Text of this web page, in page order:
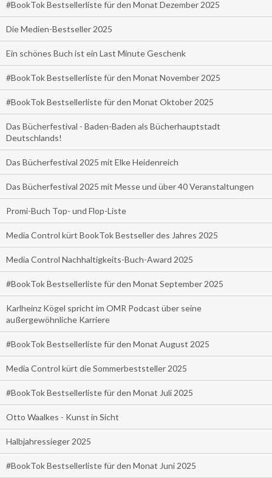
#BookTok Bestsellerliste für den Monat Dezember 2025
Die Medien-Bestseller 2025
Ein schönes Buch ist ein Last Minute Geschenk
#BookTok Bestsellerliste für den Monat November 2025
#BookTok Bestsellerliste für den Monat Oktober 2025
Das Bücherfestival - Baden-Baden als Bücherhauptstadt
Deutschlands!
Das Bücherfestival 2025 mit Elke Heidenreich
Das Bücherfestival 2025 mit Messe und über 40 Veranstaltungen
Promi-Buch Top- und Flop-Liste
Media Control kürt BookTok Bestseller des Jahres 2025
Media Control Nachhaltigkeits-Buch-Award 2025
#BookTok Bestsellerliste für den Monat September 2025
Karlheinz Kögel spricht im OMR Podcast über seine
außergewöhnliche Karriere
#BookTok Bestsellerliste für den Monat August 2025
Media Control kürt die Sommerbeststeller 2025
#BookTok Bestsellerliste für den Monat Juli 2025
Otto Waalkes - Kunst in Sicht
Halbjahressieger 2025
#BookTok Bestsellerliste für den Monat Juni 2025